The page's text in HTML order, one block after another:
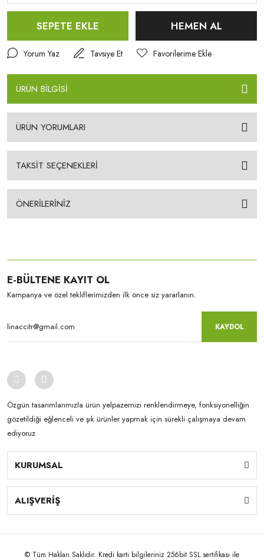
SEPETE EKLE HEMEN AL
Yorum Yaz Tavsiye Et
ÜRÜN BİLGİSİ
ÜRÜN YORUMLARI
TAKSİT SEÇENEKLERİ
ÖNERİLERİNİZ
E-BÜLTENE KAYIT OL
Kampanya ve özel tekliflerimizden ilk önce siz yararlanın.
KAYDOL
Özgün tasarımlarımızla ürün yelpazemizi renklendirmeye, fonksiyonelliğin
gözetildiği eğlenceli ve şık ürünler yapmak için sürekli çalışmaya devam
ediyoruz
KURUMSAL
ALIŞVERİŞ
© Tüm Hakları Saklıdır. Kredi kartı bilgileriniz 256bit SSL sertifikası ile